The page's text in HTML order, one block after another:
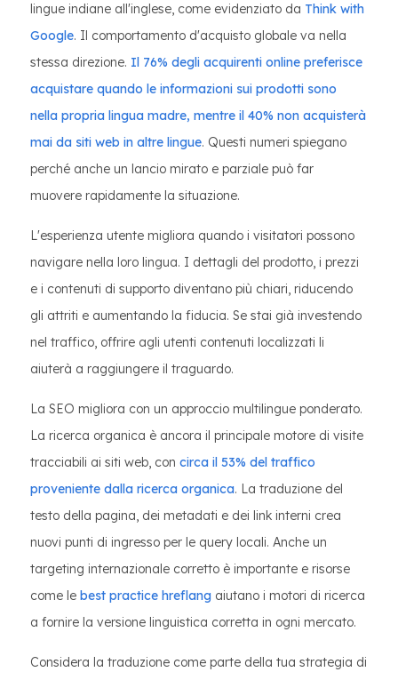
lingue indiane all'inglese, come evidenziato da Think with
Google. Il comportamento d'acquisto globale va nella
stessa direzione. Il 76% degli acquirenti online preferisce
acquistare quando le informazioni sui prodotti sono
nella propria lingua madre, mentre il 40% non acquisterà
mai da siti web in altre lingue. Questi numeri spiegano
perché anche un lancio mirato e parziale può far
muovere rapidamente la situazione.
L'esperienza utente migliora quando i visitatori possono
navigare nella loro lingua. I dettagli del prodotto, i prezzi
e i contenuti di supporto diventano più chiari, riducendo
gli attriti e aumentando la fiducia. Se stai già investendo
nel traffico, offrire agli utenti contenuti localizzati li
aiuterà a raggiungere il traguardo.
La SEO migliora con un approccio multilingue ponderato.
La ricerca organica è ancora il principale motore di visite
tracciabili ai siti web, con circa il 53% del traffico
proveniente dalla ricerca organica. La traduzione del
testo della pagina, dei metadati e dei link interni crea
nuovi punti di ingresso per le query locali. Anche un
targeting internazionale corretto è importante e risorse
come le best practice hreflang aiutano i motori di ricerca
a fornire la versione linguistica corretta in ogni mercato.
Considera la traduzione come parte della tua strategia di